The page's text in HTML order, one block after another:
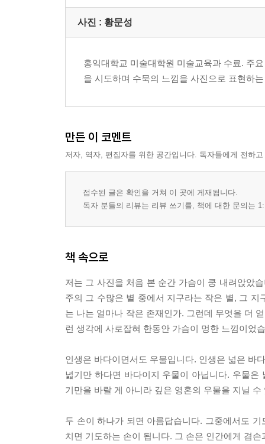
제3부 길이 끝나는 곳에 길은 있다
종이 한 장 자르는 데 도끼질 하지 마라
피라미드를 쌓는 일도 처음엔 돌 하나 나르는 일에
금이 아름다운 것을 알게 되면 별이 아름답다는 것
걱정은 돌 하나도 옮길 수 없다
누구나 자기만의 사막을 지니고 있다
자기를 바로봅시다
남에게 자신을 설명하는 것은 자신감의 결여를 반
풀을 베는 사람은 들판의 끝을 보지 않는다
시계는 살 수 있지만 시간을 살 수 없다
막걸리를 먹으면서 와인 향을 그리워하지 마라
부모는 활이고 자식은 화살이다
신은 털을 짧게 깎인 양을 향해서는 바람을 보내지
남을 용서하지 못하면 내가 죽는다
자살의 유혹에 침을 뱉어라
무슨 일이 있어도 “괜찮아!” 하고 말하라
천국에 지금 자리가 하나 남아 있다고 하는데 그
사진 : 황문성
홍익대학교 미술대학원 미술교육과 수료. 주
을 시도하며 수묵의 느낌을 사진으로 표현하
만든 이 코멘트
저자, 역자, 편집자를 위한 공간입니다. 독자들에게 전하
접수된 글은 확인을 거쳐 이 곳에 게재됩니다.
독자 분들의 리뷰는 리뷰 쓰기를, 책에 대한 문의는
책 속으로
저는 그 사진을 처음 본 순간 가슴이 쿵 내려앉았
주의 그 수많은 별 중에서 지구라는 작은 별, 그
는 나는 얼마나 작은 존재인가. 그런데 무엇을 더
런 생각에 사로잡혀 한동안 가슴이 멍한 느낌이었
인생은 바다이면서도 우물입니다. 인생은 넓은 바
넓기만 하다면 바다이지 우물이 아닙니다. 우물
기만을 바랄 게 아니라 깊은 영혼의 우물을 지닐
두 손이 하나가 되면 아름답습니다. 그중에서도
치면 기도하는 손이 됩니다. 그 손은 인간에게 겸